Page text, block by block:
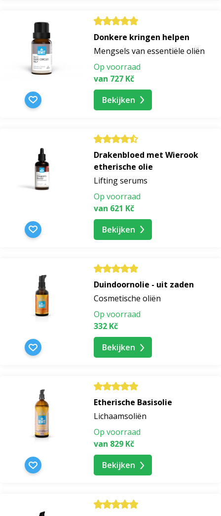
Donkere kringen helpen
Mengsels van essentiële oliën
Op voorraad
van 727 Kč
Bekijken
Drakenbloed met Wierook
etherische olie
Lifting serums
Op voorraad
van 621 Kč
Bekijken
Duindoornolie - uit zaden
Cosmetische oliën
Op voorraad
332 Kč
Bekijken
Etherische Basisolie
Lichaamsoliën
Op voorraad
van 829 Kč
Bekijken